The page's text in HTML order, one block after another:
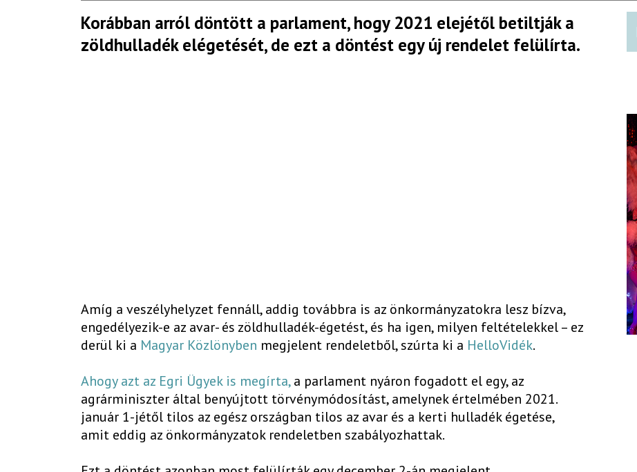
Korábban arról döntött a parlament, hogy 2021 elejétől betiltják a
zöldhulladék elégetését, de ezt a döntést egy új rendelet felülírta.
Amíg a veszélyhelyzet fennáll, addig továbbra is az önkormányzatokra lesz bízva,
engedélyezik-e az avar- és zöldhulladék-égetést, és ha igen, milyen feltételekkel – ez
derül ki a Magyar Közlönyben megjelent rendeletből, szúrta ki a HelloVidék.
Ahogy azt az Egri Ügyek is megírta,a parlament nyáron fogadott el egy, az
agrárminiszter által benyújtott törvénymódosítást, amelynek értelmében 2021.
január 1-jétől tilos az egész országban tilos az avar és a kerti hulladék égetése,
amit eddig az önkormányzatok rendeletben szabályozhattak.